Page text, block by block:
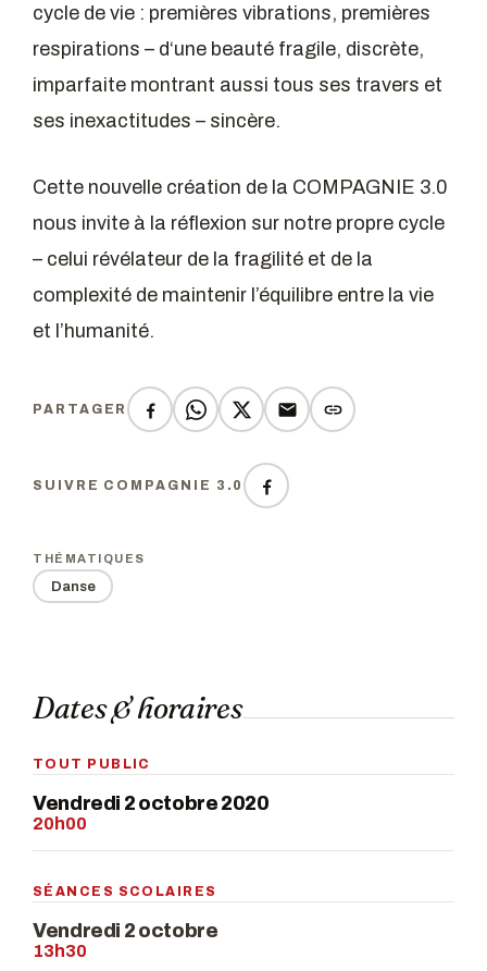
cycle de vie : premières vibrations, premières
respirations – d‘une beauté fragile, discrète,
imparfaite montrant aussi tous ses travers et
ses inexactitudes – sincère.
Cette nouvelle création de la COMPAGNIE 3.0
nous invite à la réflexion sur notre propre cycle
– celui révélateur de la fragilité et de la
complexité de maintenir l’équilibre entre la vie
et l’humanité.
PARTAGER
SUIVRE COMPAGNIE 3.0
THÉMATIQUES
Danse
Dates & horaires
TOUT PUBLIC
Vendredi 2 octobre 2020
20h00
SÉANCES SCOLAIRES
Vendredi 2 octobre
13h30